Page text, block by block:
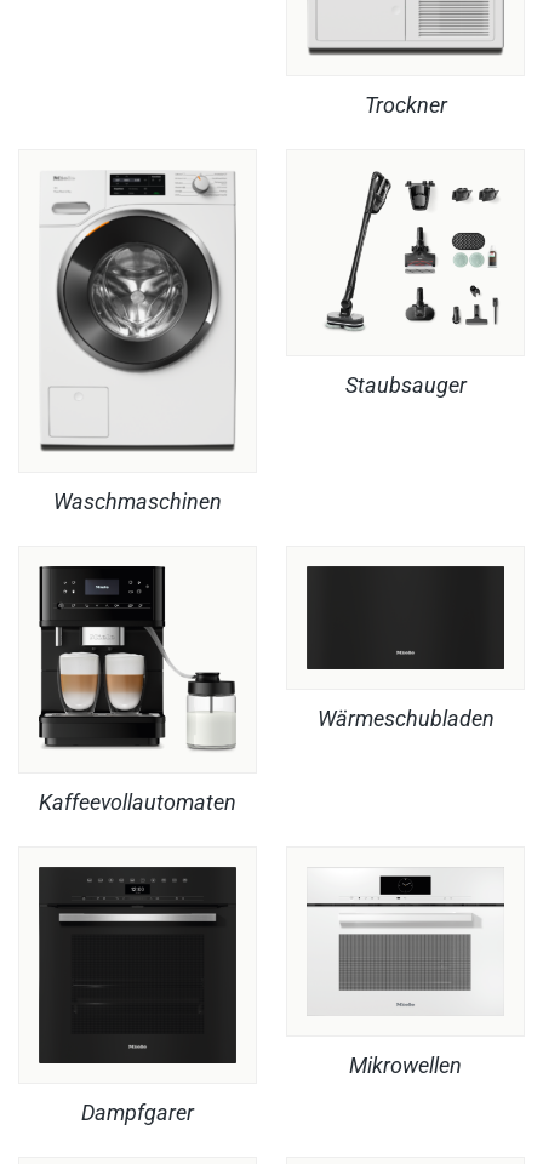
Trockner
Waschmaschinen
Staubsauger
Kaffeevollautomaten
Wärmeschubladen
Dampfgarer
Mikrowellen